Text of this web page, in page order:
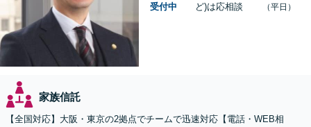
受付中
ど)は応相談
（平日）
家族信託
【全国対応】大阪・東京の2拠点でチームで迅速対応【電話・WEB相